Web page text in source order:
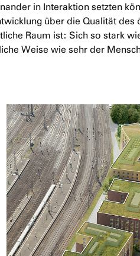
in Interaktion setzten
über die Qualität
Raum ist: Sich so stark
Weise wie sehr der